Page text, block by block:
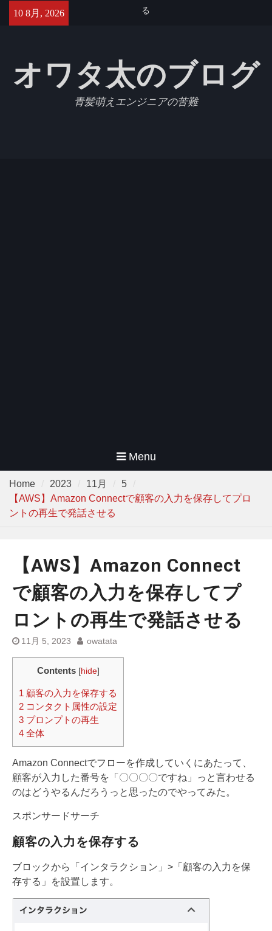
10 8月, 2026
【GCP】Cloud SQLでtimezone
Azure Database for MySQL (フ
レキシブルサーバー)で
max_allowed_packetを設定す
る
オワタ太のブログ
青髪萌えエンジニアの苦難
Menu
Home 2023 11月
5
【AWS】Amazon Connectで顧客の入力を保存してプロ
ントの再生で発話させる
【AWS】Amazon Connect
で顧客の入力を保存してプ
ロントの再生で発話させる
11月 5, 2023 owatata
Contents [hide]
1 顧客の入力を保存する
2 コンタクト属性の設定
3 プロンプトの再生
4 全体
Amazon Connectでフローを作成していくにあたって、
顧客が入力した番号を「〇〇〇〇ですね」っと言わせる
のはどうやるんだろうっと思ったのでやってみた。
スポンサードサーチ
顧客の入力を保存する
ブロックから「インタラクション」>「顧客の入力を保
存する」を設置します。